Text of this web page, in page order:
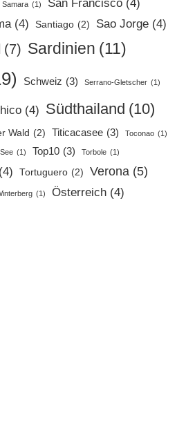
Samara (1) San Francisco (4)
(4) Santiago (2) Sao Jorge (4)
(7) Sardinien (11)
Schweiz (3) Serrano-Gletscher (1)
(4) Südthailand (10)
Wald (2) Titicacasee (3) Toconao (1)
(1) Top10 (3) Torbole (1)
(4) Tortuguero (2) Verona (5)
(1) Österreich (4)